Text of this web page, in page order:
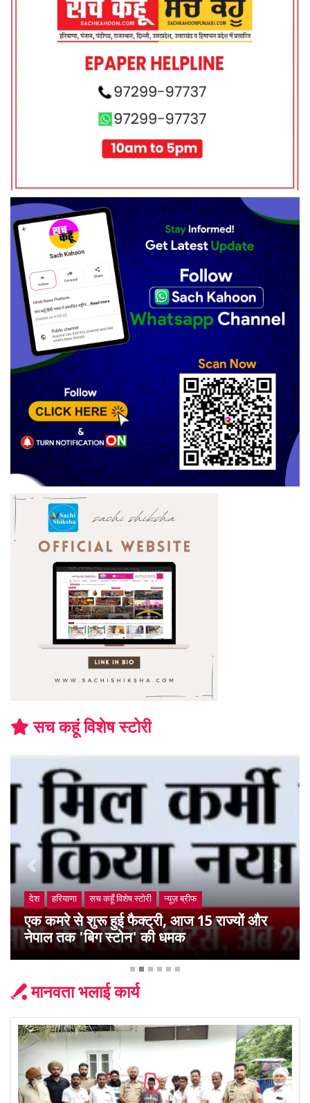
सच कहूं विशेष स्टोरी
देश हरियाणा सच कहूँ विशेष स्टोरी न्यूज़ ब्रीफ
एक कमरे से शुरू हुई फैक्ट्री, आज 15 राज्यों और
नेपाल तक 'बिग स्टोन' की धमक
Previous Next
मानवता भलाई कार्य